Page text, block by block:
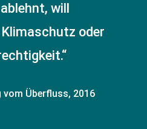
will
oder
vom Überfluss, 2016